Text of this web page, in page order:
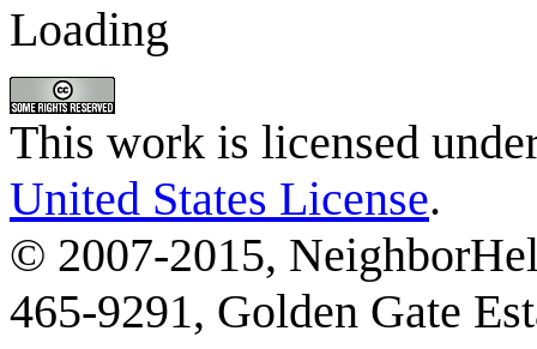
Loading
This work is licensed
United States License.
© 2007-2015,
465-9291, Golden Gate